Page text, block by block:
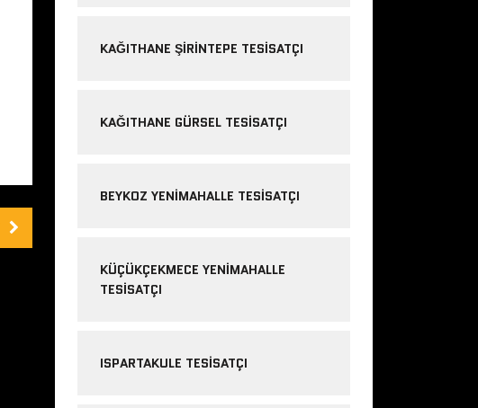
KAĞITHANE ŞIRINTEPE TESISATÇI
KAĞITHANE GÜRSEL TESISATÇI
BEYKOZ YENIMAHALLE TESISATÇI
KÜÇÜKÇEKMECE YENIMAHALLE
TESISATÇI
ISPARTAKULE TESISATÇI